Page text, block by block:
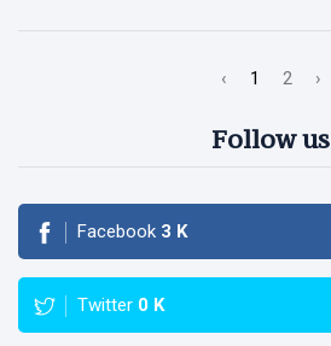
‹ 1 2 ›
Follow us
Facebook 3 K
Twitter 0 K